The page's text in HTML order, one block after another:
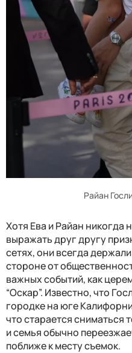
Райан
Хотя Ева и Райан никогда
выражать друг другу
сетях, они всегда
стороне от
важных событий, как
“Оскар”. Известно, что
городке на юге
что старается сниматься
и семья обычно
поближе к месту съемок.